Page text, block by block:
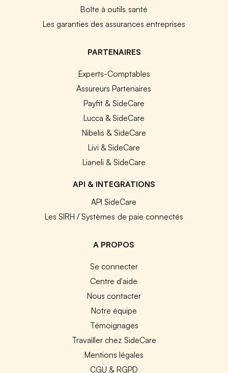
Boîte à outils santé
Les garanties des assurances entreprises
PARTENAIRES
Experts-Comptables
Assureurs Partenaires
Payfit & SideCare
Lucca & SideCare
Nibelis & SideCare
Livi & SideCare
Lianeli & SideCare
API & INTEGRATIONS
API SideCare
Les SIRH / Systèmes de paie connectés
A PROPOS
Se connecter
Centre d'aide
Nous contacter
Notre équipe
Témoignages
Travailler chez SideCare
Mentions légales
CGU & RGPD